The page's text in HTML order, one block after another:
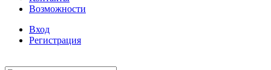
Возможности
Вход
Регистрация